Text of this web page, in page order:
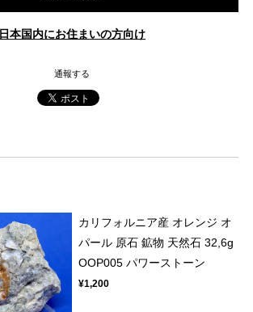
日本国内にお住まいの方向け
通報する
カリフォルニア産 オレンジ オ
パール 原石 鉱物 天然石 32,6g
OOP005 パワーストーン
¥1,200